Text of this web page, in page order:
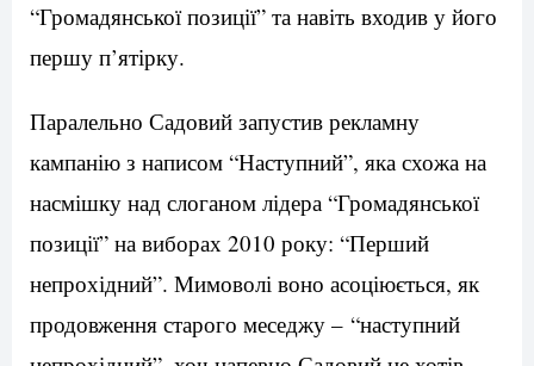
“Громадянської позиції” та навіть входив у його
першу п’ятірку.
Паралельно Садовий запустив рекламну
кампанію з написом “Наступний”, яка схожа на
насмішку над слоганом лідера “Громадянської
позиції” на виборах 2010 року: “Перший
непрохідний”. Мимоволі воно асоціюється, як
продовження старого меседжу – “наступний